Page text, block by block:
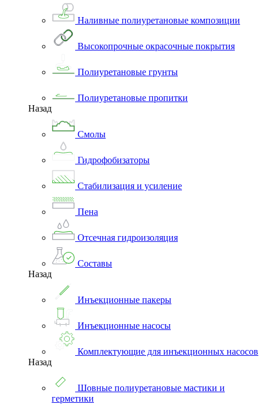
Наливные полиуретановые композиции
Высокопрочные окрасочные покрытия
Полиуретановые грунты
Полиуретановые пропитки
Назад
Смолы
Гидрофобизаторы
Стабилизация и усиление
Пена
Отсечная гидроизоляция
Составы
Назад
Инъекционные пакеры
Инъекционные насосы
Комплектующие для инъекционных насосов
Назад
Шовные полиуретановые мастики и
герметики